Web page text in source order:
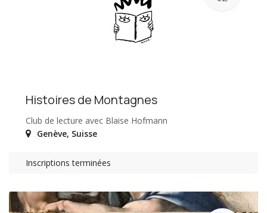
Histoires de Montagnes
Club de lecture avec Blaise Hofmann
Genève, Suisse
Inscriptions terminées